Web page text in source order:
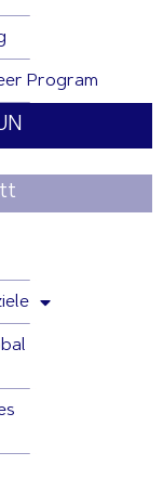
Program